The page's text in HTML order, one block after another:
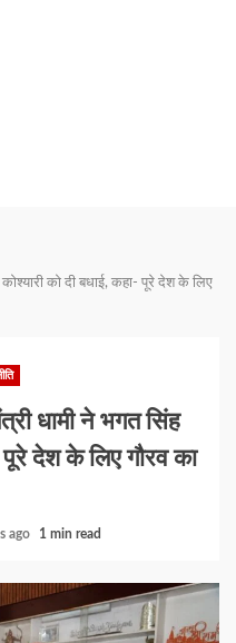
को दी बधाई, कहा- पूरे देश के लिए
धामी ने भगत सिंह
पूरे देश के लिए गौरव का
ago 1 min read